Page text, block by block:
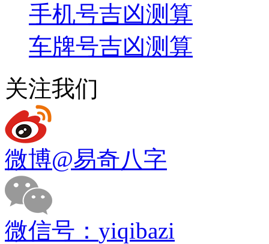
手机号吉凶测算
车牌号吉凶测算
关注我们
微博@易奇八字
微信号： yiqibazi